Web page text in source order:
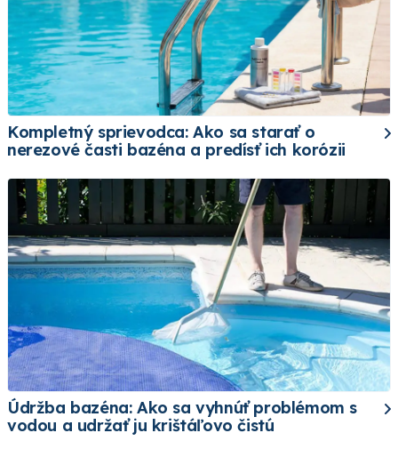
Kompletný sprievodca: Ako sa starať o
nerezové časti bazéna a predísť ich korózii
Údržba bazéna: Ako sa vyhnúť problémom s
vodou a udržať ju krištáľovo čistú